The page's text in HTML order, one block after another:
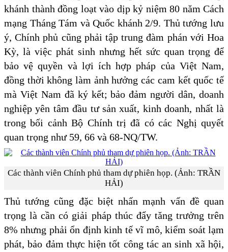
khánh thành đồng loạt vào dịp kỷ niệm 80 năm Cách
mạng Tháng Tám và Quốc khánh 2/9. Thủ tướng lưu
ý, Chính phủ cũng phải tập trung đàm phán với Hoa
Kỳ, là việc phát sinh nhưng hết sức quan trọng để
bảo vệ quyền và lợi ích hợp pháp của Việt Nam,
đồng thời không làm ảnh hưởng các cam kết quốc tế
mà Việt Nam đã ký kết; bảo đảm người dân, doanh
nghiệp yên tâm đầu tư sản xuất, kinh doanh, nhất là
trong bối cảnh Bộ Chính trị đã có các Nghị quyết
quan trọng như 59, 66 và 68-NQ/TW.
Các thành viên Chính phủ tham dự phiên họp. (Ảnh: TRẦN
HẢI)
Thủ tướng cũng đặc biệt nhấn mạnh vấn đề quan
trọng là cần có giải pháp thúc đẩy tăng trưởng trên
8% nhưng phải ổn định kinh tế vĩ mô, kiểm soát lạm
phát, bảo đảm thực hiện tốt công tác an sinh xã hội,